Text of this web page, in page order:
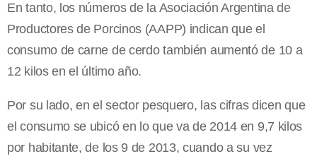
En tanto, los números de la Asociación Argentina de
Productores de Porcinos (AAPP) indican que el
consumo de carne de cerdo también aumentó de 10 a
12 kilos en el último año.
Por su lado, en el sector pesquero, las cifras dicen que
el consumo se ubicó en lo que va de 2014 en 9,7 kilos
por habitante, de los 9 de 2013, cuando a su vez